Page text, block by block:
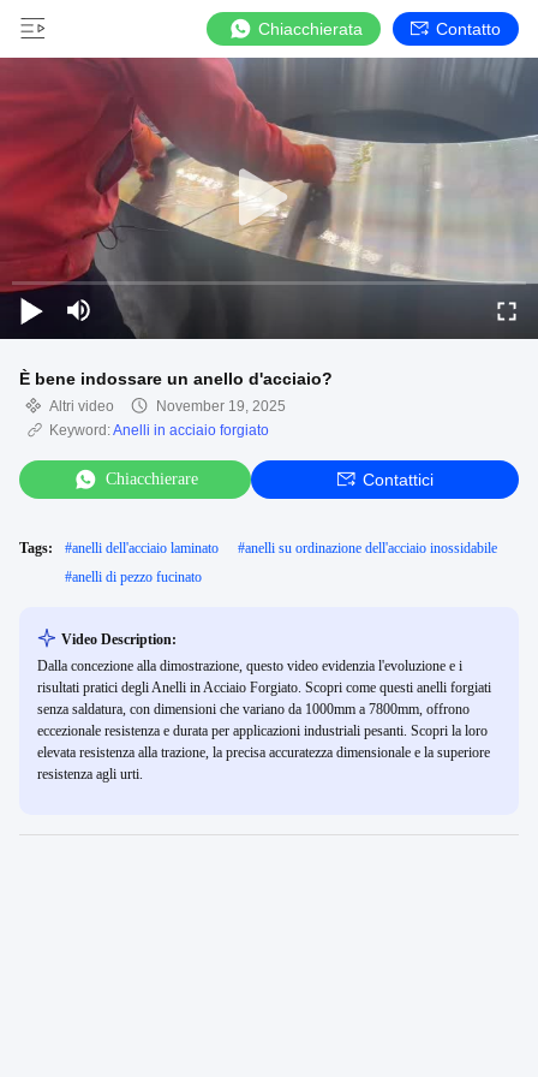
Chiacchierata Contatto
È bene indossare un anello d'acciaio?
Altri video
November 19, 2025
Keyword:Anelli in acciaio forgiato
Chiacchierare Contattici
Tags: #anelli dell'acciaio laminato #anelli su ordinazione dell'acciaio inossidabile
#anelli di pezzo fucinato
Video Description:
Dalla concezione alla dimostrazione, questo video evidenzia l'evoluzione e i
risultati pratici degli Anelli in Acciaio Forgiato. Scopri come questi anelli forgiati
senza saldatura, con dimensioni che variano da 1000mm a 7800mm, offrono
eccezionale resistenza e durata per applicazioni industriali pesanti. Scopri la loro
elevata resistenza alla trazione, la precisa accuratezza dimensionale e la superiore
resistenza agli urti.